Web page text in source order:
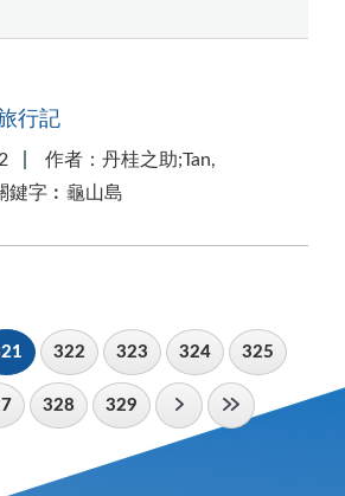
行記
作者：丹桂之助;Tan,
鍵字︰龜山島
322 323 324 325
328 329